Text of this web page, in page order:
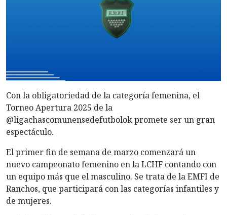
Con la obligatoriedad de la categoría femenina, el
Torneo Apertura 2025 de la
@ligachascomunensedefutbolok promete ser un gran
espectáculo.
El primer fin de semana de marzo comenzará un
nuevo campeonato femenino en la LCHF contando con
un equipo más que el masculino. Se trata de la EMFI de
Ranchos, que participará con las categorías infantiles y
de mujeres.